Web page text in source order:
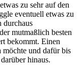
zu sehr auf den
eventuell etwas zu
durchaus
mutmaßlich besten
bekommt. Einen
möchte und dafür bis
hinaus.